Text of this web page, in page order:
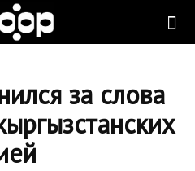
за слова